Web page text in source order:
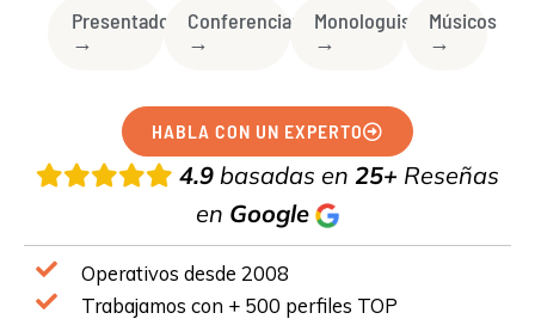
Presentadores
→
Conferenciantes
→
Monologuistas
→
Músicos
→
HABLA CON UN EXPERTO
4.9 basadas en 25+ Reseñas
en Google
Operativos desde 2008
Trabajamos con + 500 perfiles TOP